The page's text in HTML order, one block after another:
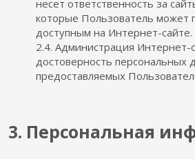
несет ответственность за
которые Пользователь может
доступным на Интернет-сайте.
2.4. Администрация Интернет-
достоверность персональных
предоставляемых
3. Персональная